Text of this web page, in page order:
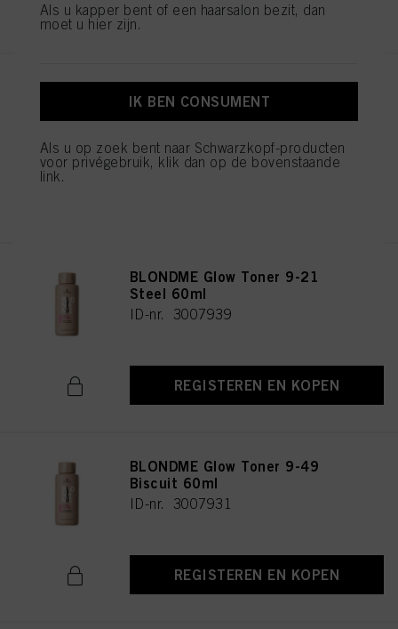
REGISTEREN EN KOPEN
BLONDME Glow Toner 9-19
Ice-Irisé 60ml
ID-nr. 3007935
BLONDME Glow Toner 9-21
Steel 60ml
ID-nr. 3007939
REGISTEREN EN KOPEN
BLONDME Glow Toner 9-49
Biscuit 60ml
ID-nr. 3007931
REGISTEREN EN KOPEN
Als u kapper bent of een haarsalon bezit, dan
moet u hier zijn.
IK BEN CONSUMENT
Als u op zoek bent naar Schwarzkopf-producten
voor privégebruik, klik dan op de bovenstaande
link.